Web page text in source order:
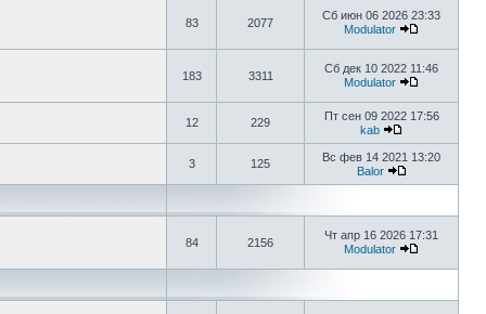
83 2077
Сб июн 06 2026 23:33
Modulator
183 3311
Сб дек 10 2022 11:46
Modulator
12 229
Пт сен 09 2022 17:56
kab
3 125
Вс фев 14 2021 13:20
Balor
84 2156
Чт апр 16 2026 17:31
Modulator